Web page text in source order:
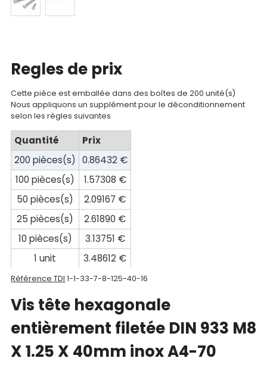
compte
Mon
panier
Contact
Regles de prix
Cette pièce est emballée dans des boîtes de 200 unité(s)
Nous appliquons un supplément pour le déconditionnement
selon les règles suivantes
Quantité
Prix
200 pièces(s)
0.86432 €
100 pièces(s)
1.57308 €
50 pièces(s)
2.09167 €
25 pièces(s)
2.61890 €
10 pièces(s)
3.13751 €
1 unit
3.48612 €
Référence TDI 1-1-33-7-8-125-40-16
Vis tête hexagonale
entièrement filetée DIN 933 M8
X 1.25 X 40mm inox A4-70